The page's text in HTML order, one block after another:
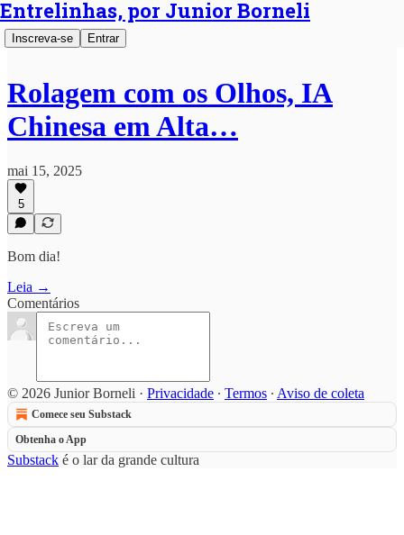
Entrelinhas, por Junior Borneli
Inscreva-se Entrar
Rolagem com os Olhos, IA
Chinesa em Alta…
mai 15, 2025
5
Bom dia!
Leia →
Comentários
© 2026 Junior Borneli · Privacidade ∙ Termos ∙ Aviso de coleta
Comece seu Substack
Obtenha o App
Substack é o lar da grande cultura